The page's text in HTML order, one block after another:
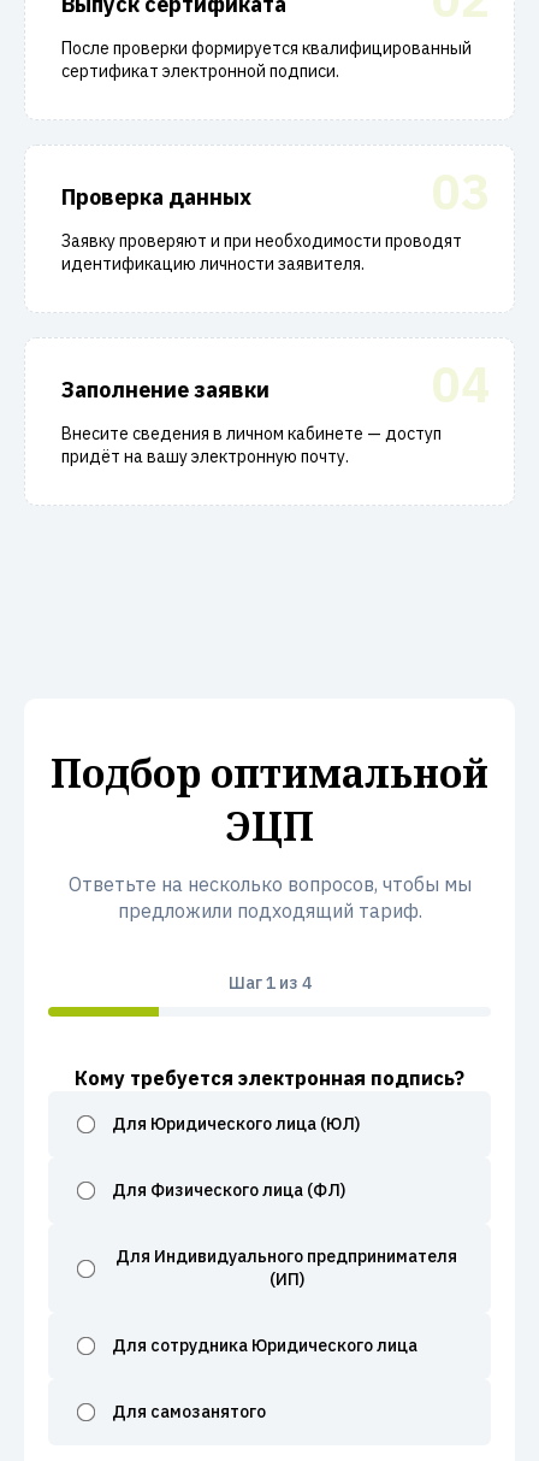
После проверки формируется квалифицированный
сертификат электронной подписи.
03
Проверка данных
Заявку проверяют и при необходимости проводят
идентификацию личности заявителя.
04
Заполнение заявки
Внесите сведения в личном кабинете — доступ
придёт на вашу электронную почту.
Подбор оптимальной
ЭЦП
Ответьте на несколько вопросов, чтобы мы
предложили подходящий тариф.
Шаг1из 4
Кому требуется электронная подпись?
Для Юридического лица (ЮЛ)
Для Физического лица (ФЛ)
Для Индивидуального предпринимателя
(ИП)
Для сотрудника Юридического лица
Для самозанятого